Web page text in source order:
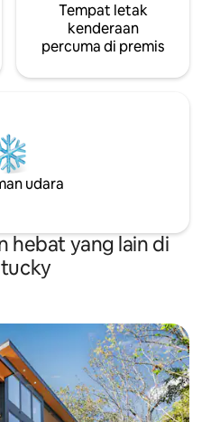
Tempat letak
kenderaan
percuma di premis
udara
hebat yang lain di